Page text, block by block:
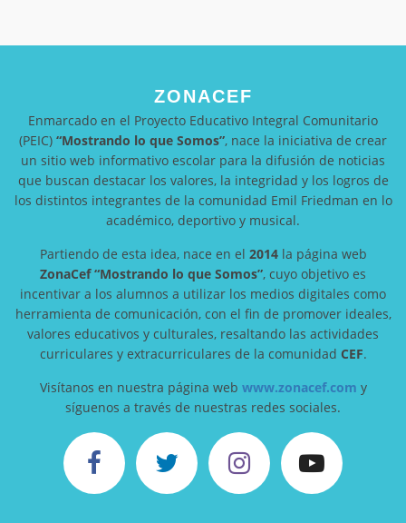
ZONACEF
Enmarcado en el Proyecto Educativo Integral Comunitario
(PEIC) “Mostrando lo que Somos”, nace la iniciativa de crear
un sitio web informativo escolar para la difusión de noticias
que buscan destacar los valores, la integridad y los logros de
los distintos integrantes de la comunidad Emil Friedman en lo
académico, deportivo y musical.
Partiendo de esta idea, nace en el 2014la página web
ZonaCef “Mostrando lo que Somos”, cuyo objetivo es
incentivar a los alumnos a utilizar los medios digitales como
herramienta de comunicación, con el fin de promover ideales,
valores educativos y culturales, resaltando las actividades
curriculares y extracurriculares de la comunidad CEF.
Visítanos en nuestra página web www.zonacef.com y
síguenos a través de nuestras redes sociales.